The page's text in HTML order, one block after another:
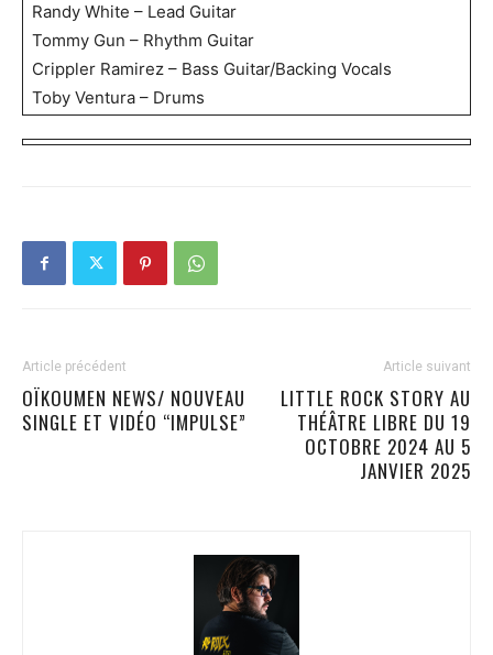
Randy White – Lead Guitar
Tommy Gun – Rhythm Guitar
Crippler Ramirez – Bass Guitar/Backing Vocals
Toby Ventura – Drums
Article précédent
OÏKOUMEN NEWS/ NOUVEAU
SINGLE ET VIDÉO “IMPULSE”
Article suivant
LITTLE ROCK STORY AU
THÉÂTRE LIBRE DU 19
OCTOBRE 2024 AU 5
JANVIER 2025